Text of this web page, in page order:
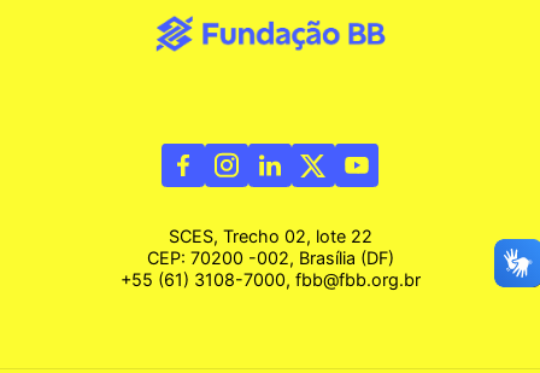
SCES, Trecho 02, lote 22
CEP: 70200 -002, Brasília (DF)
+55 (61) 3108-7000, fbb@fbb.org.br